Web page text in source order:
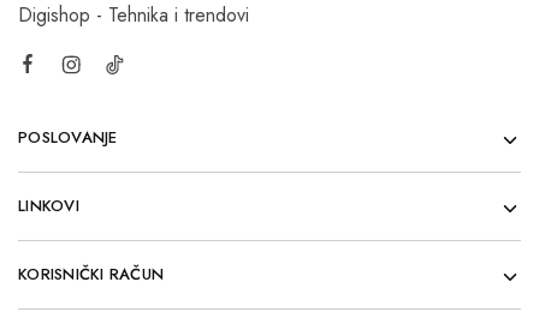
Digishop - Tehnika i trendovi
POSLOVANJE
LINKOVI
KORISNIČKI RAČUN